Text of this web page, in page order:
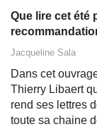
Que lire cet été
Jacqueline Sala
Dans cet
Thierry Libaert
rend ses lettres
toute sa chaine